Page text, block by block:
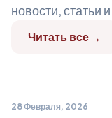
новости, статьи
Читать все→
Интервью
28 Февраля, 2026